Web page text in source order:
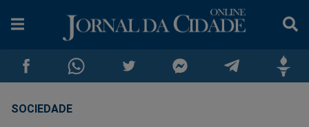
CompartilharCompartilhar
SOCIEDADE